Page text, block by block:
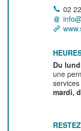
02
Du
une
mardi,